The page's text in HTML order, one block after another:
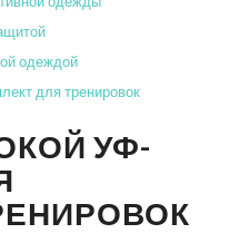
одеждой
для тренировок
УФ-